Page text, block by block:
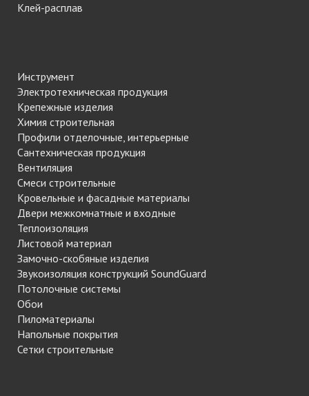
Клей-расплав
Инструмент
Электротехническая продукция
Крепежные изделия
Химия строительная
Профили отделочные, интерьерные
Сантехническая продукция
Вентиляция
Смеси строительные
Кровельные и фасадные материалы
Двери межкомнатные и входные
Теплоизоляция
Листовой материал
Замочно-скобяные изделия
Звукоизоляция конструкций SoundGuard
Потолочные системы
Обои
Пиломатериалы
Напольные покрытия
Сетки строительные